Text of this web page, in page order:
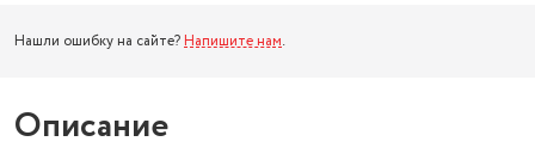
Нашли ошибку на сайте? Напишите нам.
Описание